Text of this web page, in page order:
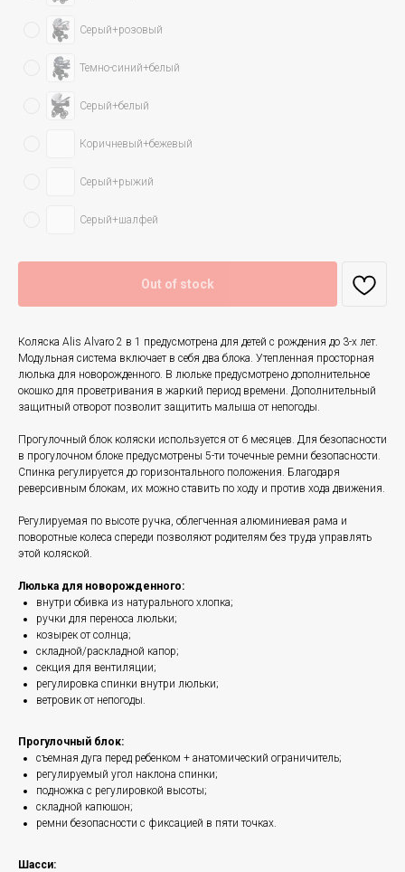
Серый+розовый
Темно-синий+белый
Серый+белый
Коричневый+бежевый
Серый+рыжий
Серый+шалфей
Out of stock
Коляска Alis Alvaro 2 в 1 предусмотрена для детей с рождения до 3-х лет.
Модульная система включает в себя два блока. Утепленная просторная
люлька для новорожденного. В люльке предусмотрено дополнительное
окошко для проветривания в жаркий период времени. Дополнительный
защитный отворот позволит защитить малыша от непогоды.
Прогулочный блок коляски используется от 6 месяцев. Для безопасности
в прогулочном блоке предусмотрены 5-ти точечные ремни безопасности.
Спинка регулируется до горизонтального положения. Благодаря
реверсивным блокам, их можно ставить по ходу и против хода движения.
Регулируемая по высоте ручка, облегченная алюминиевая рама и
поворотные колеса спереди позволяют родителям без труда управлять
этой коляской.
Люлька для новорожденного:
внутри обивка из натурального хлопка;
ручки для переноса люльки;
козырек от солнца;
складной/раскладной капор;
секция для вентиляции;
регулировка спинки внутри люльки;
ветровик от непогоды.
Прогулочный блок:
съемная дуга перед ребенком + анатомический ограничитель;
регулируемый угол наклона спинки;
подножка с регулировкой высоты;
складной капюшон;
ремни безопасности с фиксацией в пяти точках.
Шасси: